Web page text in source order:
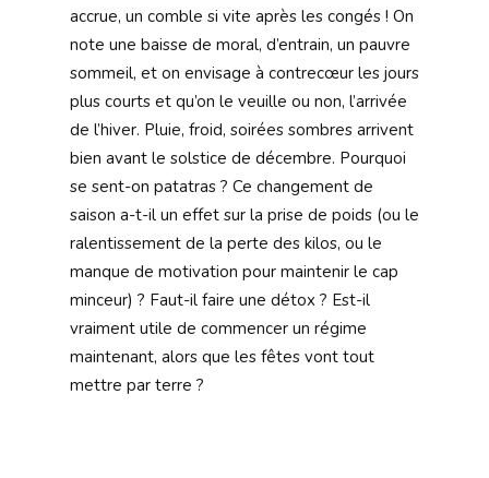
accrue, un comble si vite après les congés ! On
note une baisse de moral, d’entrain, un pauvre
sommeil, et on envisage à contrecœur les jours
plus courts et qu’on le veuille ou non, l’arrivée
de l’hiver. Pluie, froid, soirées sombres arrivent
bien avant le solstice de décembre. Pourquoi
se sent-on patatras ? Ce changement de
saison a-t-il un effet sur la prise de poids (ou le
ralentissement de la perte des kilos, ou le
manque de motivation pour maintenir le cap
minceur) ? Faut-il faire une détox ? Est-il
vraiment utile de commencer un régime
maintenant, alors que les fêtes vont tout
mettre par terre ?